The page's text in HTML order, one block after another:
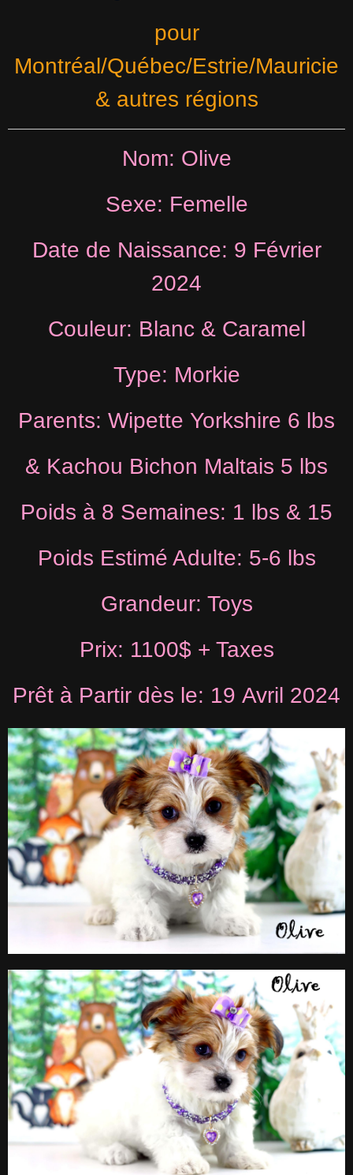
pour
Montréal/Québec/Estrie/Mauricie
& autres régions
Nom: Olive
Sexe: Femelle
Date de Naissance: 9 Février
2024
Couleur: Blanc & Caramel
Type: Morkie
Parents: Wipette Yorkshire 6 lbs
& Kachou Bichon Maltais 5 lbs
Poids à 8 Semaines: 1 lbs & 15
Poids Estimé Adulte: 5-6 lbs
Grandeur: Toys
Prix: 1100$ + Taxes
Prêt à Partir dès le: 19 Avril 2024